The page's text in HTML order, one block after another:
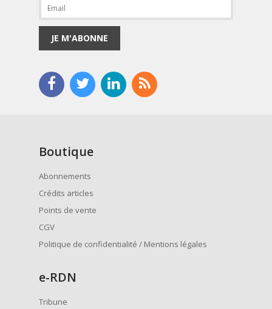
JE M'ABONNE
Boutique
Abonnements
Crédits articles
Points de vente
CGV
Politique de confidentialité / Mentions légales
e-RDN
Tribune